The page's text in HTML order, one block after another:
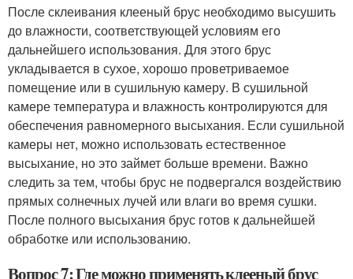
После склеивания клееный брус необходимо высушить
до влажности, соответствующей условиям его
дальнейшего использования. Для этого брус
укладывается в сухое, хорошо проветриваемое
помещение или в сушильную камеру. В сушильной
камере температура и влажность контролируются для
обеспечения равномерного высыхания. Если сушильной
камеры нет, можно использовать естественное
высыхание, но это займет больше времени. Важно
следить за тем, чтобы брус не подвергался воздействию
прямых солнечных лучей или влаги во время сушки.
После полного высыхания брус готов к дальнейшей
обработке или использованию.
Вопрос 7: Где можно применять клееный брус